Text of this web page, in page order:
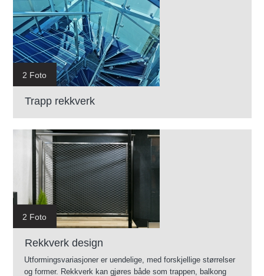
2 Foto
Trapp rekkverk
2 Foto
Rekkverk design
Utformingsvariasjoner er uendelige, med forskjellige størrelser
og former. Rekkverk kan gjøres både som trappen, balkong